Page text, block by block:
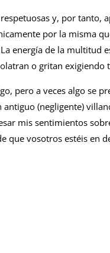
y, por tanto,
por la misma
energía de la multitud
o gritan exigiendo
pero a veces algo se
(negligente)
mis sentimientos
que vosotros estéis en